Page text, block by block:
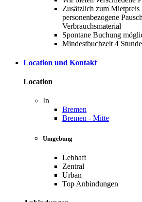
Zusätzlich zum Mietpreis
personenbezogene
Verbrauchsmaterial
Spontane Buchung
Mindestbuchzeit 4
Location und Kontakt
Location
In
Bremen
Bremen - Mitte
Umgebung
Lebhaft
Zentral
Urban
Top Anbindungen